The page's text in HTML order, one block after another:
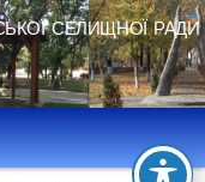
селищної ради